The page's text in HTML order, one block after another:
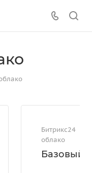
Битрикс24
облако
Базовый